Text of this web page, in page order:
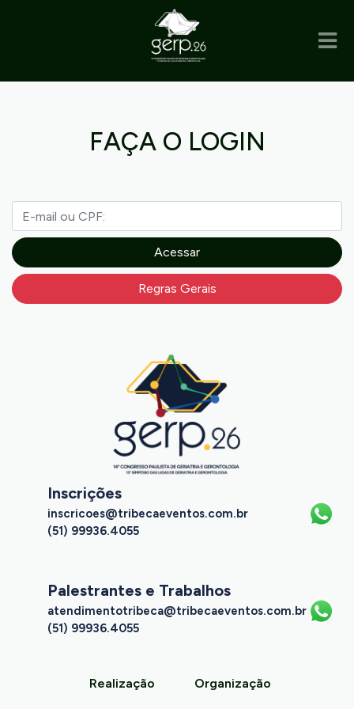
FAÇA O LOGIN
Acessar
Regras Gerais
Inscrições
inscricoes@tribecaeventos.com.br
(51) 99936.4055
Palestrantes e Trabalhos
atendimentotribeca@tribecaeventos.com.br
(51) 99936.4055
Realização Organização